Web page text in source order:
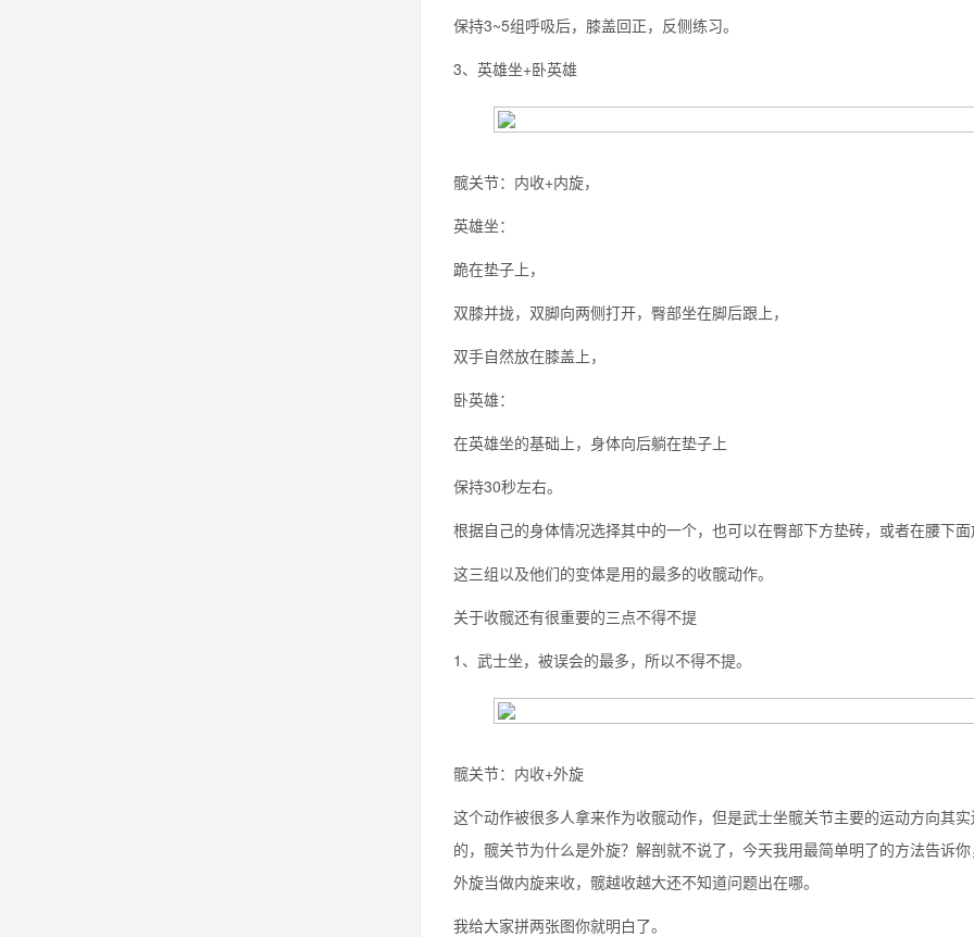
保持3~5组呼吸后，膝盖回正，反侧练习。
3、英雄坐+卧英雄
髋关节：内收+内旋，
英雄坐：
跪在垫子上，
双膝并拢，双脚向两侧打开，臀部坐在脚后跟上，
双手自然放在膝盖上，
卧英雄：
在英雄坐的基础上，身体向后躺在垫子上
保持30秒左右。
根据自己的身体情况选择其中的一个，也可以在臀部下方垫砖，或者在腰下
这三组以及他们的变体是用的最多的收髋动作。
关于收髋还有很重要的三点不得不提
1、武士坐，被误会的最多，所以不得不提。
髋关节：内收+外旋
这个动作被很多人拿来作为收髋动作，但是武士坐髋关节主要的运动方向其
的，髋关节为什么是外旋？解剖就不说了，今天我用最简单明了的方法告诉
外旋当做内旋来收，髋越收越大还不知道问题出在哪。
我给大家拼两张图你就明白了。